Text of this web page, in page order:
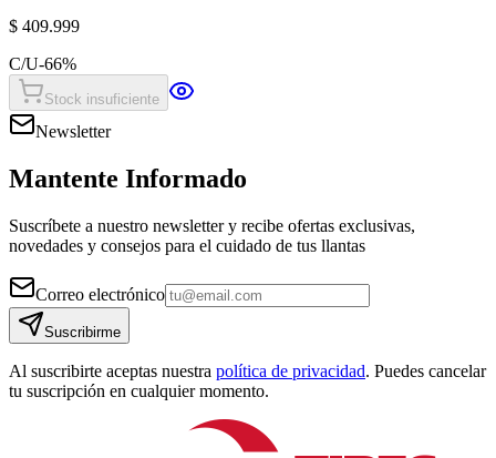
$ 409.999
C/U-66%
Stock insuficiente
Newsletter
Mantente Informado
Suscríbete a nuestro newsletter y recibe ofertas exclusivas,
novedades y consejos para el cuidado de tus llantas
Correo electrónico
Suscribirme
Al suscribirte aceptas nuestra política de privacidad. Puedes cancelar
tu suscripción en cualquier momento.